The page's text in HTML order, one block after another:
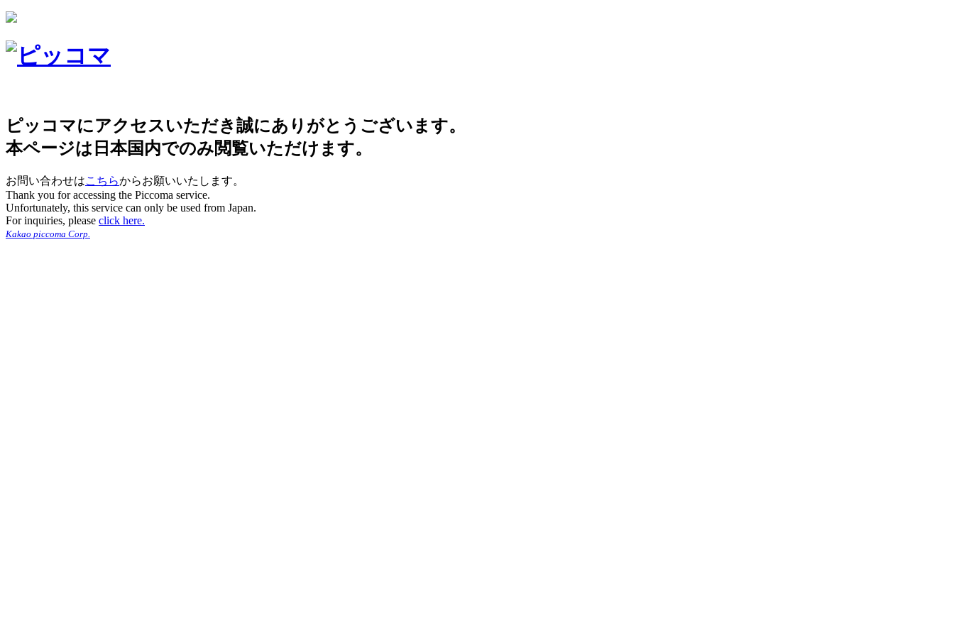
ピッコマにアクセスいただき誠にありがとうございます。
本ページは日本国内でのみ閲覧いただけます。
お問い合わせはこちらからお願いいたします。
Thank you for accessing the Piccoma service.
Unfortunately, this service can only be used from Japan.
For inquiries, please click here.
Kakao piccoma Corp.